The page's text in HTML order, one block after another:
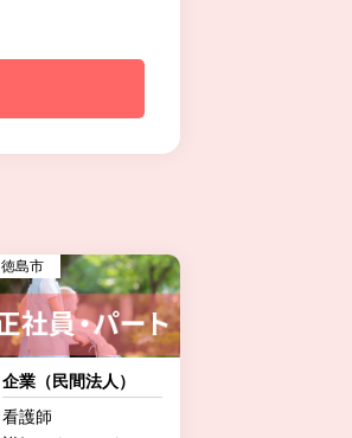
徳島市
企業（民間法人）
看護師